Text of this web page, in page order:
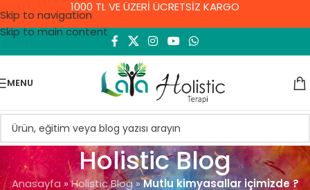
Skip to navigation
Skip to main content
1000 TL VE ÜZERİ ÜCRETSİZ KARGO
MENU
Holistic Blog
Anasayfa»Holistic Blog»Mutlu kimyasallar içimizde ?